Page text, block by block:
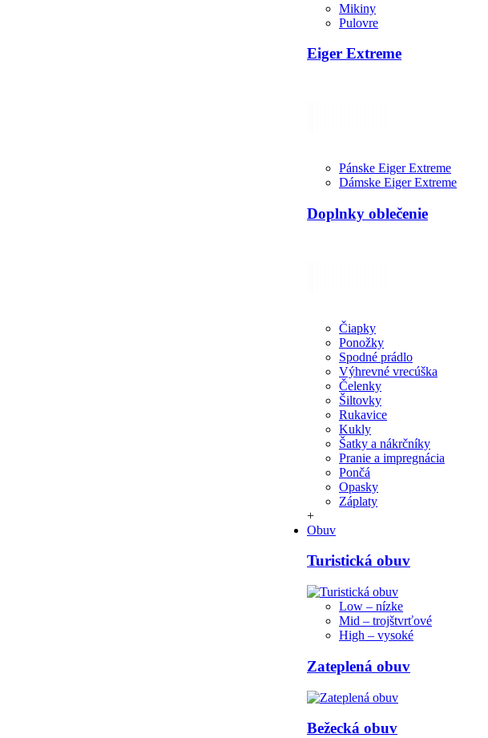
Mikiny
Pulovre
Eiger Extreme
Pánske Eiger Extreme
Dámske Eiger Extreme
Doplnky oblečenie
Čiapky
Ponožky
Spodné prádlo
Výhrevné vrecúška
Čelenky
Šiltovky
Rukavice
Kukly
Šatky a nákrčníky
Pranie a impregnácia
Pončá
Opasky
Záplaty
+
Obuv
Turistická obuv
Low – nízke
Mid – trojštvrťové
High – vysoké
Zateplená obuv
Bežecká obuv